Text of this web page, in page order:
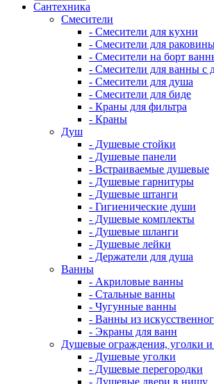
Сантехника
Смесители
- Смесители для кухни
- Смесители для
- Смесители на борт
- Смесители для ванны с
- Смесители для душа
- Смесители для биде
- Краны для фильтра
- Краны
Душ
- Душевые стойки
- Душевые панели
- Встраиваемые душевые
- Душевые гарнитуры
- Душевые штанги
- Гигиенические души
- Душевые комплекты
- Душевые шланги
- Душевые лейки
- Держатели для душа
Ванны
- Акриловые ванны
- Стальные ванны
- Чугунные ванны
- Ванны из
- Экраны для ванн
Душевые ограждения, уголки
- Душевые уголки
- Душевые перегородки
- Душевые двери в нишу